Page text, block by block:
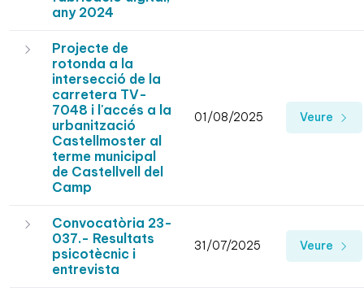
any 2024
Projecte de
rotonda a la
intersecció de la
carretera TV-
7048 i l'accés a la
urbanització
Castellmoster al
terme municipal
de Castellvell del
Camp
01/08/2025 Veure
Convocatòria 23-
037.- Resultats
psicotècnic i
entrevista
31/07/2025 Veure